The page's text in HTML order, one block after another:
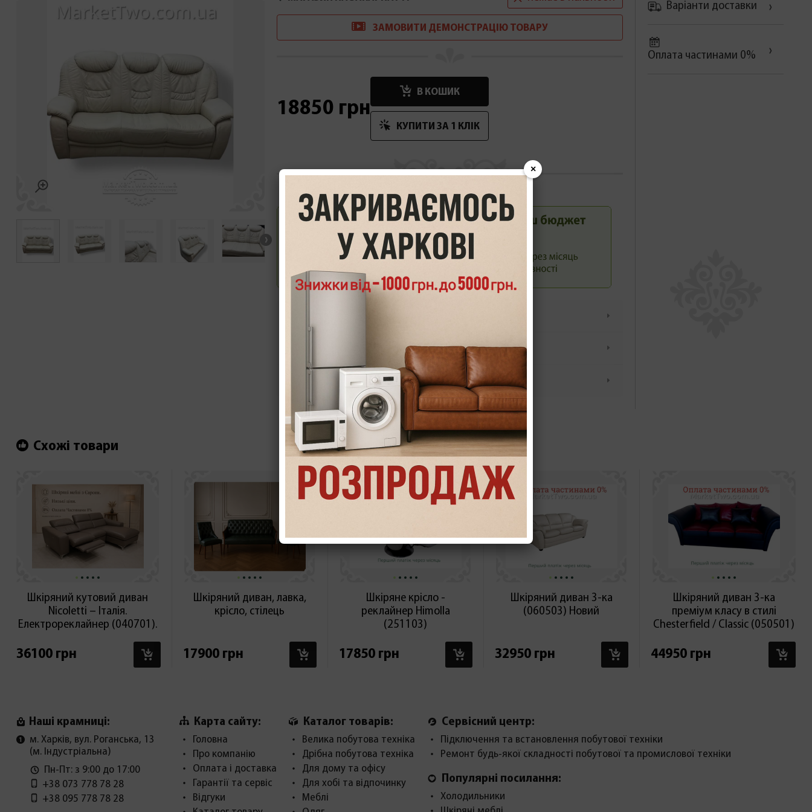
ЗАМОВИТИ ДЕМОНСТРАЦІЮТОВАРУ
18850 грн
В КОШИК
КУПИТИ ЗА 1 КЛIК
Інформація/демонстрація
Варіанти доставки
Оплата частинами 0%
Схожі товари
Шкіряний кутовий диван
Nicoletti – Італія.
Електрореклайнер (040701).
36100 грн
В КОШИК
Шкіряний диван, лавка,
крісло, стілець
17900 грн
В КОШИК
Шкіряне крісло -
реклайнер Himolla
(251103)
17850 грн
В КОШИК
Шкіряний диван 3-ка
(060503) Новий
32950 грн
В КОШИК
Шкіряний диван 3-ка
преміум класу в стилі
Chesterfield / Classic (050501)
44950 грн
Наші крамниці:
м. Харків, вул. Роганська, 13
(м. Індустріальна)
Пн-Пт: з 9:00 до 17:00
+38 073 778 78 28
+38 095 778 78 28
Карта сайту:
Головна
Про компанію
Оплата і доставка
Гарантії та сервіс
Відгуки
Каталог товарів:
Велика побутова техніка
Дрібна побутова техніка
Для дому та офісу
Для хобі та відпочинку
Меблі
Сервісний центр:
Підключення та встановлення побутової техніки
Ремонт будь-якої складності побутової та промислової техніки
Популярні посилання:
Холодильники
×